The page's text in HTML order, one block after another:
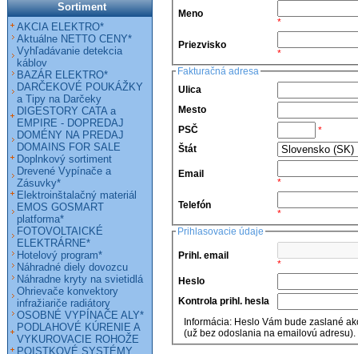
Meno
*
Priezvisko
*
Fakturačná adresa
Ulica
Mesto
PSČ
*
Štát
Email
*
Telefón
*
Prihlasovacie údaje
Prihl. email
*
Heslo
Kontrola prihl. hesla
Informácia: Heslo Vám bude zaslané
(už bez odoslania na emailovú adresu).
Sortiment
AKCIA ELEKTRO*
Aktuálne NETTO CENY*
Vyhľadávanie detekcia
káblov
BAZÁR ELEKTRO*
DARČEKOVÉ POUKÁŽKY
a Tipy na Darčeky
DIGESTORY CATA a
EMPIRE - DOPREDAJ
DOMÉNY NA PREDAJ
DOMAINS FOR SALE
Doplnkový sortiment
Drevené Vypínače a
Zásuvky*
Elektroinštalačný materiál
EMOS GOSMART
platforma*
FOTOVOLTAICKÉ
ELEKTRÁRNE*
Hotelový program*
Náhradné diely dovozcu
Náhradne kryty na svietidlá
Ohrievače konvektory
infražiariče radiátory
OSOBNÉ VYPÍNAČE ALY*
PODLAHOVÉ KÚRENIE A
VYKUROVACIE ROHOŽE
POISTKOVÉ SYSTÉMY